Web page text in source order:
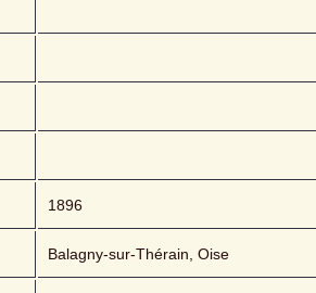
1896
Balagny-sur-Thérain, Oise